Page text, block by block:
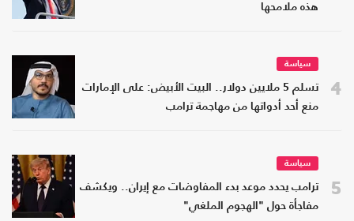
هذه ملامحها
4
سياسة
تسلم 5 ملايين دولار.. البيت الأبيض: على الإمارات
منع أحد أدواتها من مهاجمة ترامب
5
سياسة
ترامب يحدد موعد بدء المفاوضات مع إيران.. ويكشف
مفاجأة حول "الهجوم الملغي"